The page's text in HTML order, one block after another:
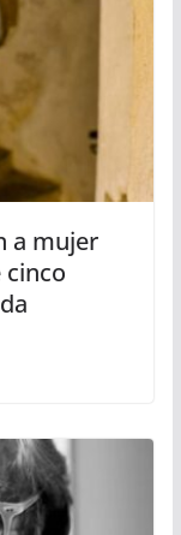
a mujer
cinco